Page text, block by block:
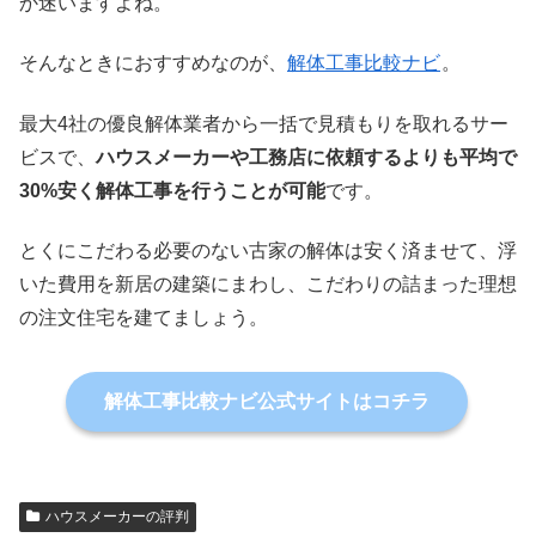
そんなときにおすすめなのが、 解体工事比較ナビ。
最大4社の優良解体業者から一括で見積もりを取れるサー
ビスで、ハウスメーカーや工務店に依頼するよりも平均で
30%安く解体工事を行うことが可能です。
とくにこだわる必要のない古家の解体は安く済ませて、浮
いた費用を新居の建築にまわし、こだわりの詰まった理想
の注文住宅を建てましょう。
解体工事比較ナビ公式サイトはコチラ
ハウスメーカーの評判